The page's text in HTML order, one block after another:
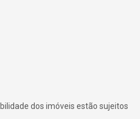
dos imóveis estão sujeitos